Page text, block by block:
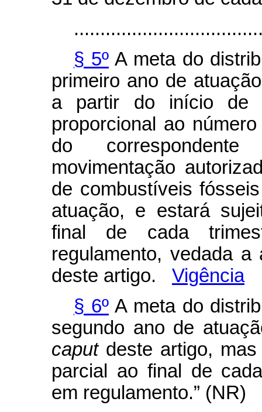
§ 5ºA meta do
primeiro ano de
a partir do início de
proporcional ao
do
movimentação
de combustíveis
atuação, e estará
final de cada
regulamento, vedada
deste artigo. Vigência
§ 6ºA meta do
segundo ano de
caputdeste artigo, mas
parcial ao final de
em regulamento.”